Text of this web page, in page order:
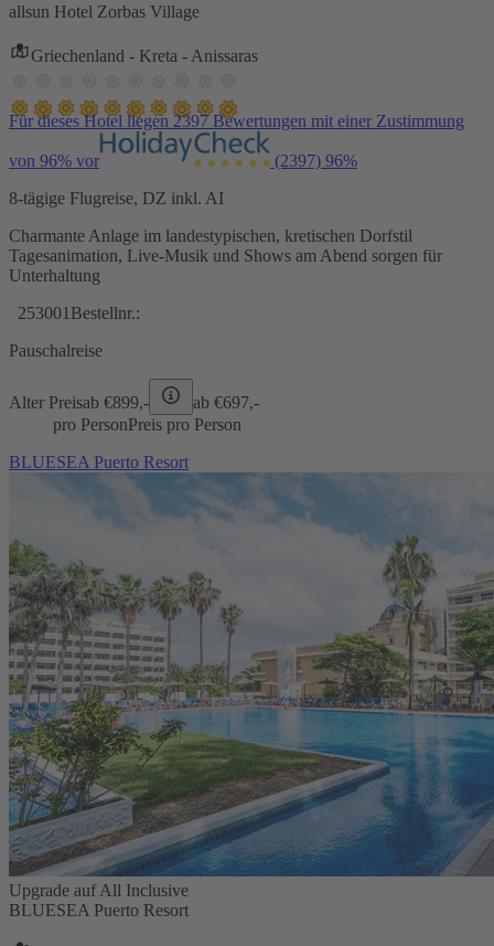
allsun Hotel Zorbas Village
Griechenland - Kreta - Anissaras
Für dieses Hotel liegen 2397 Bewertungen mit einer Zustimmung
von 96% vor (2397) 96%
8-tägige Flugreise, DZ inkl. AI
Charmante Anlage im landestypischen, kretischen Dorfstil
Tagesanimation, Live-Musik und Shows am Abend sorgen für
Unterhaltung
253001 Bestellnr.:
Pauschalreise
Alter Preisab €899,- ab €697,-
pro PersonPreis pro Person
BLUESEA Puerto Resort
Upgrade auf All Inclusive
BLUESEA Puerto Resort